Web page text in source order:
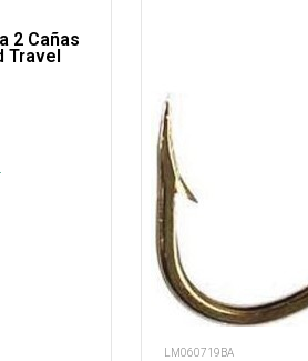
2 Cañas
Travel
LM060719BA